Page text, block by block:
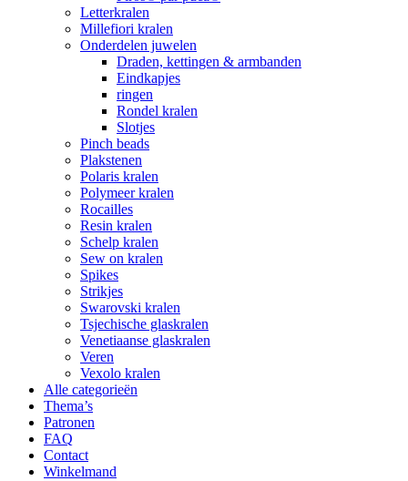
Letterkralen
Millefiori kralen
Onderdelen juwelen
Draden, kettingen & armbanden
Eindkapjes
ringen
Rondel kralen
Slotjes
Pinch beads
Plakstenen
Polaris kralen
Polymeer kralen
Rocailles
Resin kralen
Schelp kralen
Sew on kralen
Spikes
Strikjes
Swarovski kralen
Tsjechische glaskralen
Venetiaanse glaskralen
Veren
Vexolo kralen
Alle categorieën
Thema’s
Patronen
FAQ
Contact
Winkelmand